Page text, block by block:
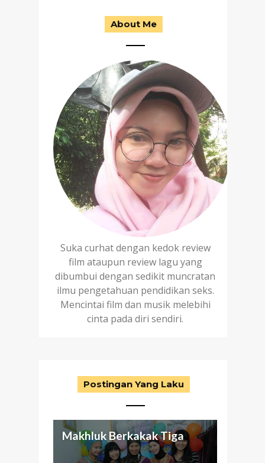
About Me
Suka curhat dengan kedok review
film ataupun review lagu yang
dibumbui dengan sedikit muncratan
ilmu pengetahuan pendidikan seks.
Mencintai film dan musik melebihi
cinta pada diri sendiri.
Postingan Yang Laku
Makhluk Berkakak Tiga